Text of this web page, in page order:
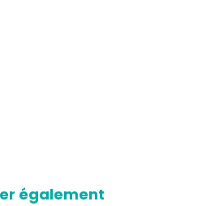
également